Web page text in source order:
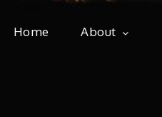
Home About